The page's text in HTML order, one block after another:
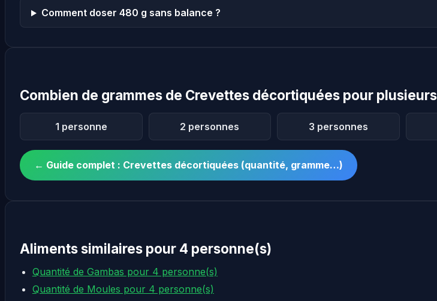
Comment doser 480 g sans balance ?
Combien de grammes de Crevettes décortiquées pour
1 personne 2 personnes 3 personnes
← Guide complet : Crevettes décortiquées (quantité, gramme…)
Aliments similaires pour 4 personne(s)
Quantité de Gambas pour 4 personne(s)
Quantité de Moules pour 4 personne(s)